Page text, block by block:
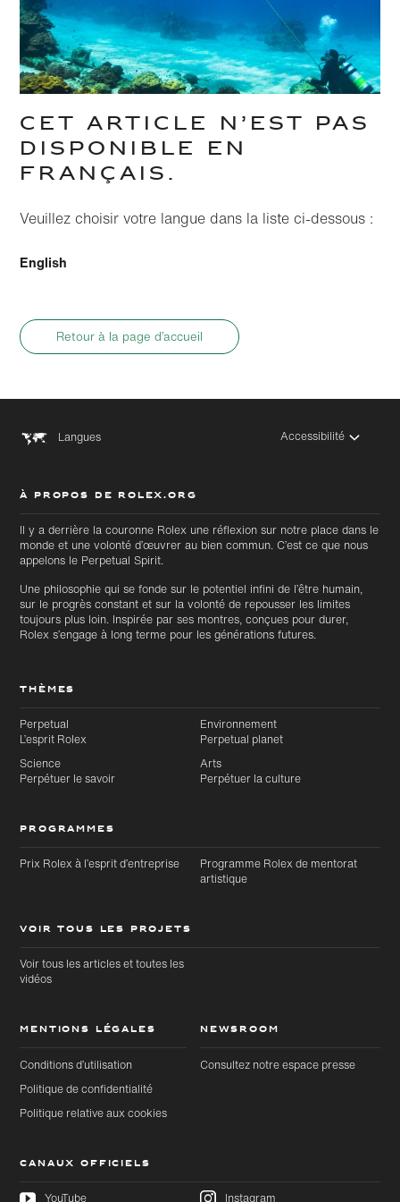
CET ARTICLE N’EST PAS
DISPONIBLE EN
FRANÇAIS.
Veuillez choisir votre langue dans la liste ci-dessous :
English
Retour à la page d’accueil
Langues Accessibilité
À PROPOS DE ROLEX.ORG
Il y a derrière la couronne Rolex une réflexion sur notre place dans le
monde et une volonté d’œuvrer au bien commun. C’est ce que nous
appelons le Perpetual Spirit.
Une philosophie qui se fonde sur le potentiel infini de l’être humain,
sur le progrès constant et sur la volonté de repousser les limites
toujours plus loin. Inspirée par ses montres, conçues pour durer,
Rolex s’engage à long terme pour les générations futures.
THÈMES
Perpetual
L’esprit Rolex
Environnement
Perpetual planet
Science
Perpétuer le savoir
Arts
Perpétuer la culture
PROGRAMMES
Prix Rolex à l’esprit d’entreprise
Programme Rolex de mentorat
artistique
VOIR TOUS LES PROJETS
Voir tous les articles et toutes les
vidéos
MENTIONS LÉGALES
Conditions d’utilisation
Politique de confidentialité
Politique relative aux cookies
NEWSROOM
Consultez notre espace presse
CANAUX OFFICIELS
YouTube Instagram